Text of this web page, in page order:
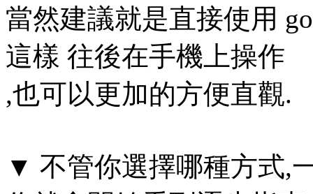
當然建議就是直接使用
這樣 往後在手機上操作
,也可以更加的方便直觀.
▼ 不管你選擇哪種方式,